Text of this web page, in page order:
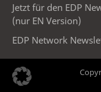
Jetzt für den EDP
(nur EN Version)
EDP Network